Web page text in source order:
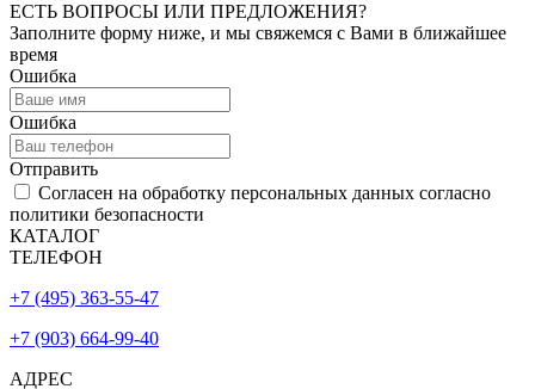
ЕСТЬ ВОПРОСЫ ИЛИ ПРЕДЛОЖЕНИЯ?
Заполните форму ниже, и мы свяжемся с Вами в ближайшее
время
Ошибка
Ошибка
Отправить
Согласен на обработку персональных данных согласно
политики безопасности
КАТАЛОГ
ТЕЛЕФОН
+7 (495) 363-55-47
+7 (903) 664-99-40
АДРЕС